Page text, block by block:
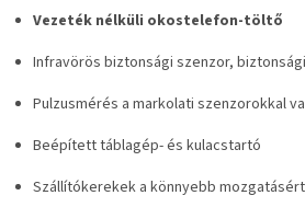
Vezeték nélküli okostelefon-töltő
Infravörös biztonsági szenzor,
Pulzusmérés a markolati szenzorokkal
Beépített táblagép- és kulacstartó
Szállítókerekek a könnyebb mozgatásért